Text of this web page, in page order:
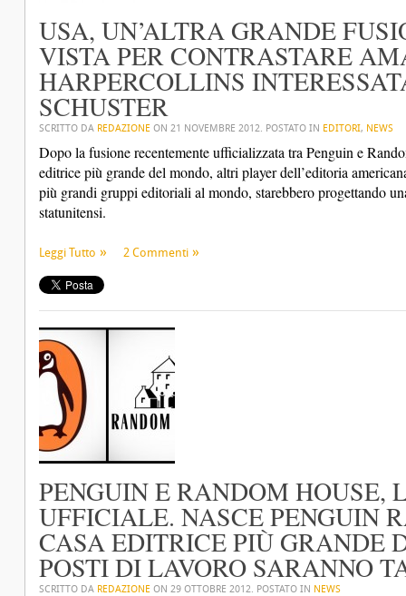
USA, UN’ALTRA GRANDE
VISTA PER CONTRASTARE
HARPERCOLLINS
SCHUSTER
SCRITTO DA REDAZIONE ON 21 NOVEMBRE 2012. POSTATO IN EDITORI, NEWS
Dopo la fusione recentemente ufficializzata tra Penguin e
editrice più grande del mondo, altri player dell’editoria
più grandi gruppi editoriali al mondo, starebbero progettando
statunitensi.
Leggi Tutto 2 Commenti
PENGUIN E RANDOM HOUSE,
UFFICIALE. NASCE PENGUIN
CASA EDITRICE PIÙ GRANDE
POSTI DI LAVORO SARANNO
SCRITTO DA REDAZIONE ON 29 OTTOBRE 2012. POSTATO IN NEWS